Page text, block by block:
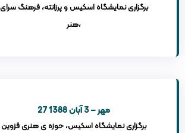
برگزاری نمایشگاه اسکیس و پرزانته، فرهنگ سرای
هنر،
27 مهر – 3 آبان 1388
برگزاری نمایشگاه اسکیس، حوزه ی هنری قزوین